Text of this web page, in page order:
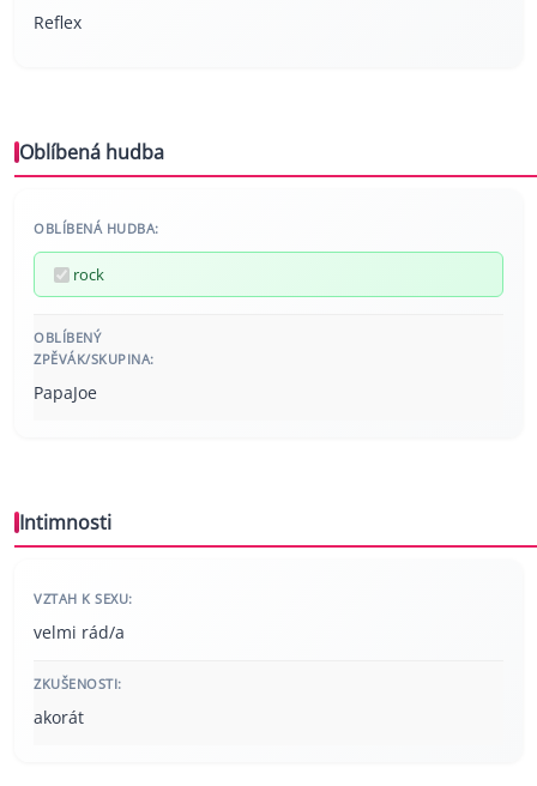
Reflex
Oblíbená hudba
OBLÍBENÁ HUDBA:
rock
OBLÍBENÝ
ZPĚVÁK/SKUPINA:
PapaJoe
Intimnosti
VZTAH K SEXU:
velmi rád/a
ZKUŠENOSTI:
akorát